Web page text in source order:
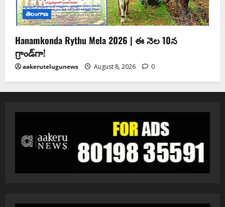
తెలంగాణ
Hanamkonda Rythu Mela 2026 | ఈ నెల 10న
గ్రాండ్‌గా!
aakerutelugunews August 8, 2026 0